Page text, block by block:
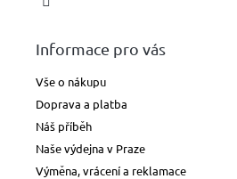
Informace pro vás
Vše o nákupu
Doprava a platba
Náš příběh
Naše výdejna v Praze
Výměna, vrácení a reklamace